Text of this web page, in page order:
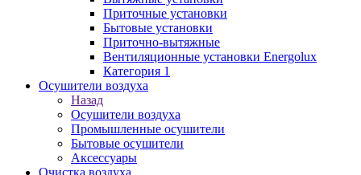
Приточные установки
Бытовые установки
Приточно-вытяжные
Вентиляционные установки Energolux
Категория 1
Осушители воздуха
Назад
Осушители воздуха
Промышленные осушители
Бытовые осушители
Аксессуары
Очистка воздуха